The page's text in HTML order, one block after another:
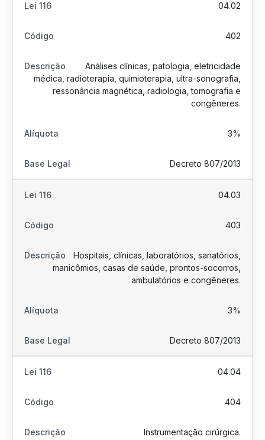
04.02
402
Análises clínicas, patologia, eletricidade
médica, radioterapia, quimioterapia, ultra-sonografia,
ressonância magnética, radiologia, tomografia e
congêneres.
3%
Decreto 807/2013
04.03
403
Hospitais, clínicas, laboratórios, sanatórios,
manicômios, casas de saúde, prontos-socorros,
ambulatórios e congêneres.
3%
Decreto 807/2013
04.04
404
Instrumentação cirúrgica.